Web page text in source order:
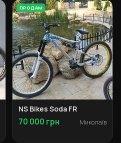
ПРОДАМ
NS Bikes Soda FR
70 000 грн Миколаїв